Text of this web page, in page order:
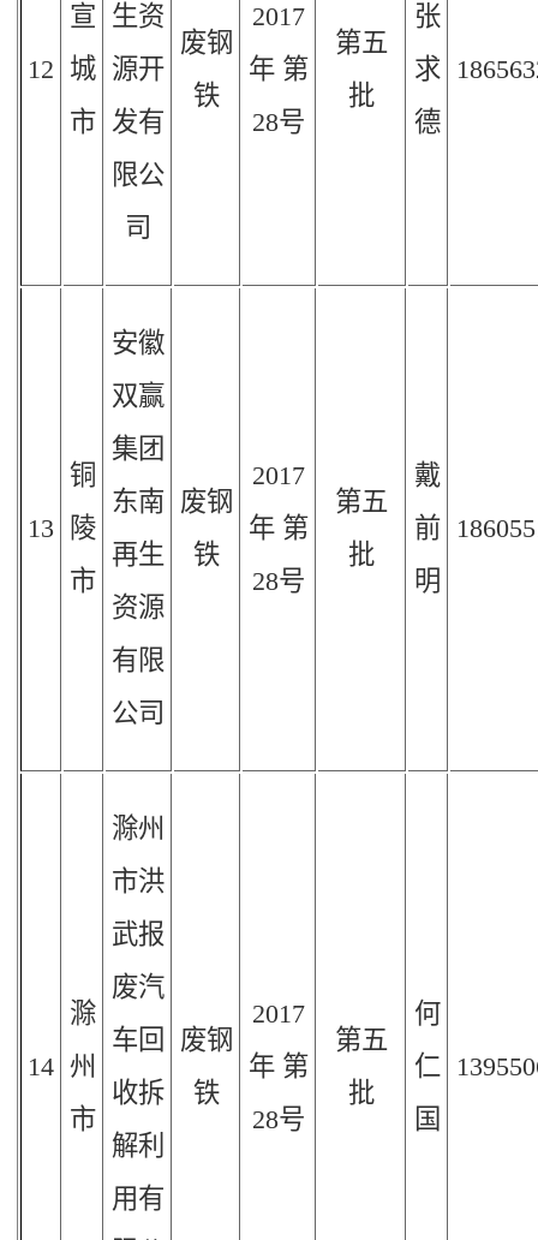
12
宣
城
市
生资
源开
发有
限公
司
废钢
铁
2017
年 第
28号
第五
批
张
求
德
13
铜
陵
市
安徽
双赢
集团
东南
再生
资源
有限
公司
废钢
铁
2017
年 第
28号
第五
批
戴
前
明
14
滁
州
市
滁州
市洪
武报
废汽
车回
收拆
解利
用有
废钢
铁
2017
年 第
28号
第五
批
何
仁
国